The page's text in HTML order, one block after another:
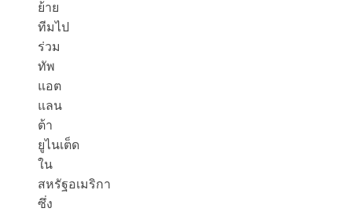
ย้าย
ทีมไป
ร่วม
ทัพ
แอต
แลน
ต้า
ยูไนเต็ด
ใน
สหรัฐอเมริกา
ซึ่ง